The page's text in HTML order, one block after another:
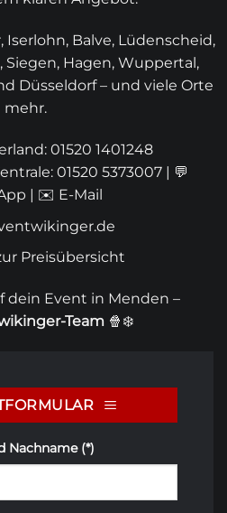
Iserlohn, Balve, Lüdenscheid,
Siegen, Hagen, Wuppertal,
Düsseldorf – und viele Orte
mehr.
01520 1401248
01520 5373007| 💬
| ✉️ E-Mail
Preisübersicht
dein Event in Menden –
Team🍿❄️
Nachname (*)